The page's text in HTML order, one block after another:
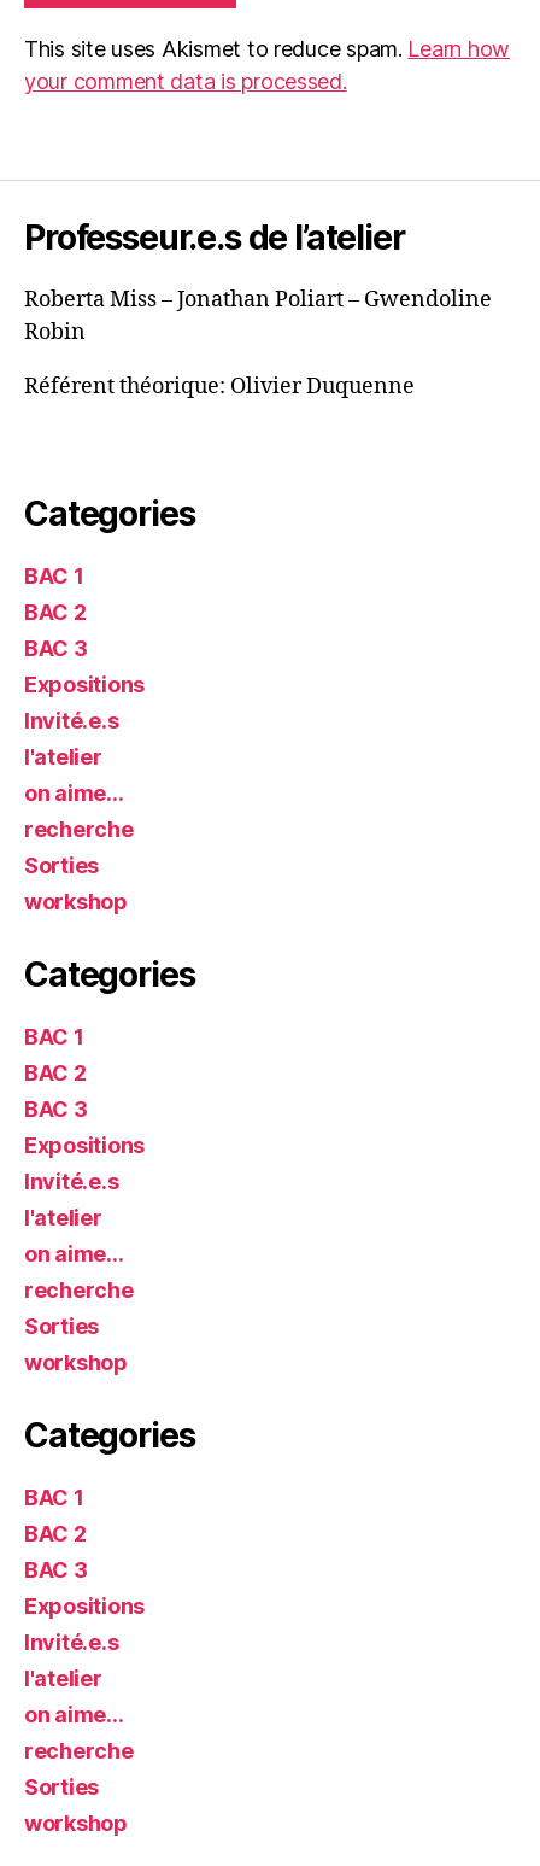
This site uses Akismet to reduce spam. Learn how
your comment data is processed.
Professeur.e.s de l’atelier
Roberta Miss – Jonathan Poliart – Gwendoline
Robin
Référent théorique: Olivier Duquenne
Categories
BAC 1
BAC 2
BAC 3
Expositions
Invité.e.s
l'atelier
on aime…
recherche
Sorties
workshop
Categories
BAC 1
BAC 2
BAC 3
Expositions
Invité.e.s
l'atelier
on aime…
recherche
Sorties
workshop
Categories
BAC 1
BAC 2
BAC 3
Expositions
Invité.e.s
l'atelier
on aime…
recherche
Sorties
workshop